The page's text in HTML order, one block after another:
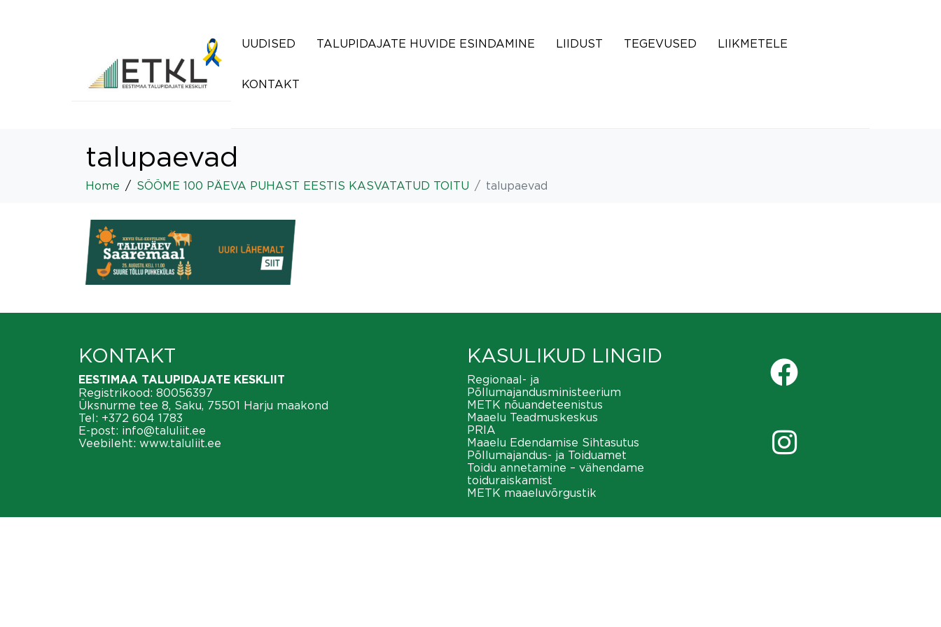
UUDISED TALUPIDAJATE HUVIDE ESINDAMINE LIIDUST TEGEVUSED LIIKMETELE
KONTAKT
talupaevad
Home SÖÖME 100 PÄEVA PUHAST EESTIS KASVATATUD TOITU talupaevad
KONTAKT
EESTIMAA TALUPIDAJATE KESKLIIT
Registrikood: 80056397
Üksnurme tee 8, Saku, 75501 Harju maakond
Tel: +372 604 1783
E-post: info@taluliit.ee
Veebileht: www.taluliit.ee
KASULIKUD LINGID
Regionaal- ja
Põllumajandusministeerium
METK nõuandeteenistus
Maaelu Teadmuskeskus
PRIA
Maaelu Edendamise Sihtasutus
Põllumajandus- ja Toiduamet
Toidu annetamine – vähendame
toiduraiskamist
METK maaeluvõrgustik